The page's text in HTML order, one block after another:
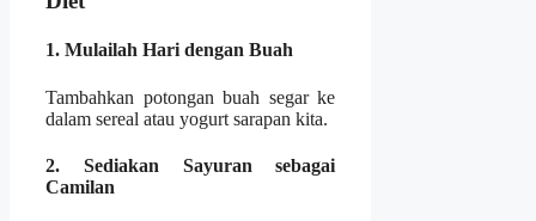
1. Mulailah Hari dengan Buah
Tambahkan potongan buah segar ke
dalam sereal atau yogurt sarapan kita.
2. Sediakan Sayuran sebagai
Camilan